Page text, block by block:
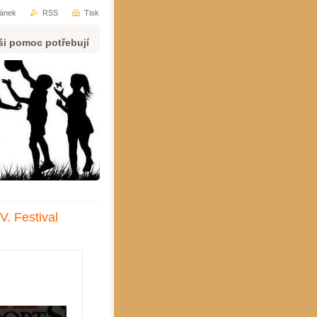
pomoc potřebují
Festival
RSS Tisk